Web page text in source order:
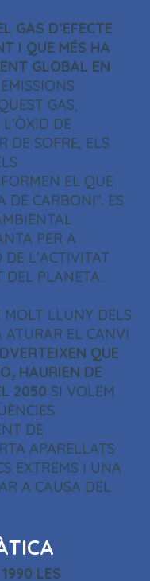
GAS D’EFECTE
I QUE MÉS HA
GLOBAL EN
GAS,
DE
DE SOFRE, ELS
EL QUE
DE CARBONI”. ES
PER A
L’ACTIVITAT
DEL PLANETA.
MOLT LLUNY DELS
ATURAR EL CANVI
QUE
HAURIEN DE
2050 SI VOLEM
DE
APARELLATS
EXTREMS I UNA
A CAUSA DEL
LES